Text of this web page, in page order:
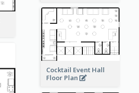
Cocktail Event Hall
Floor Plan